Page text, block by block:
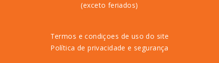
(exceto feriados)
Termos e condiçoes de uso do site
Política de privacidade e segurança